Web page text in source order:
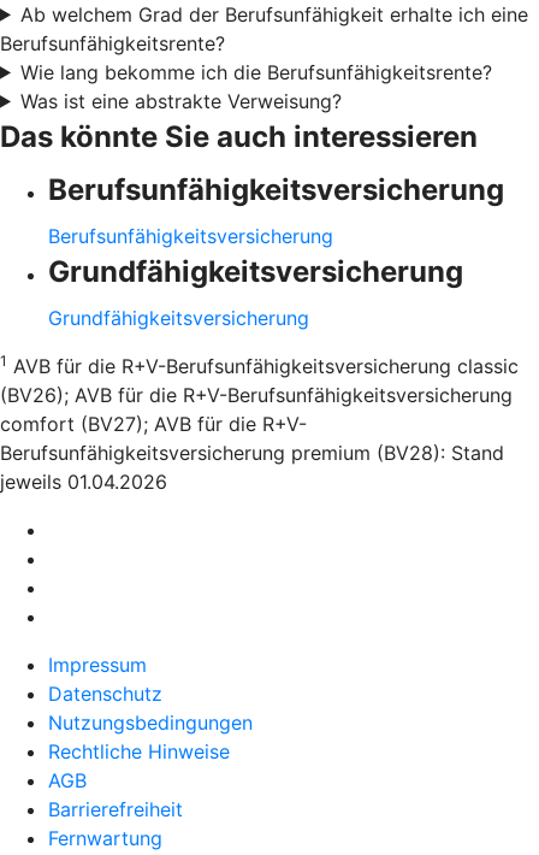
Ab welchem Grad der Berufsunfähigkeit erhalte ich eine
Berufsunfähigkeitsrente?
Wie lang bekomme ich die Berufsunfähigkeitsrente?
Was ist eine abstrakte Verweisung?
Das könnte Sie auch interessieren
Berufsunfähigkeitsversicherung
Berufsunfähigkeitsversicherung
Grundfähigkeitsversicherung
Grundfähigkeitsversicherung
1 AVB für die R+V-Berufsunfähigkeitsversicherung classic
(BV26); AVB für die R+V-Berufsunfähigkeitsversicherung
comfort (BV27); AVB für die R+V-
Berufsunfähigkeitsversicherung premium (BV28): Stand
jeweils 01.04.2026
Impressum
Datenschutz
Nutzungsbedingungen
Rechtliche Hinweise
AGB
Barrierefreiheit
Fernwartung